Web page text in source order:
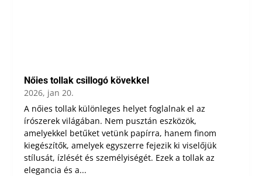
Nőies tollak csillogó kövekkel
2026, jan 20.
A nőies tollak különleges helyet foglalnak el az
írószerek világában. Nem pusztán eszközök,
amelyekkel betűket vetünk papírra, hanem finom
kiegészítők, amelyek egyszerre fejezik ki viselőjük
stílusát, ízlését és személyiségét. Ezek a tollak az
elegancia és a...